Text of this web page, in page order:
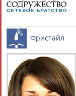
СПОРТСМЕНЫ,
Найдено: 1